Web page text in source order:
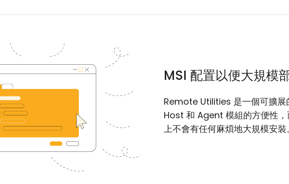
MSI 配置以便大規模
Remote Utilities 是一個可擴展
Host 和 Agent 模組的方便性，
上不會有任何麻煩地大規模安裝。